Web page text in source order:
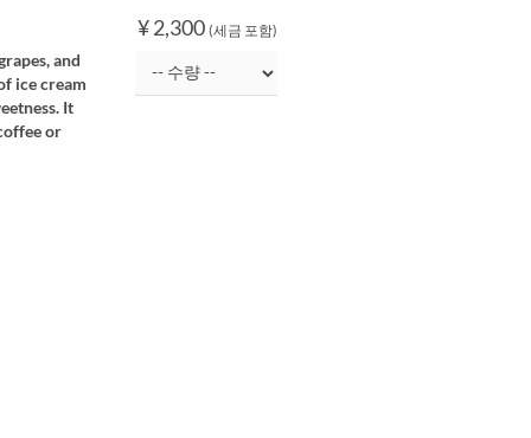
¥ 2,300 (세금 포함)
and
ice cream
It
or